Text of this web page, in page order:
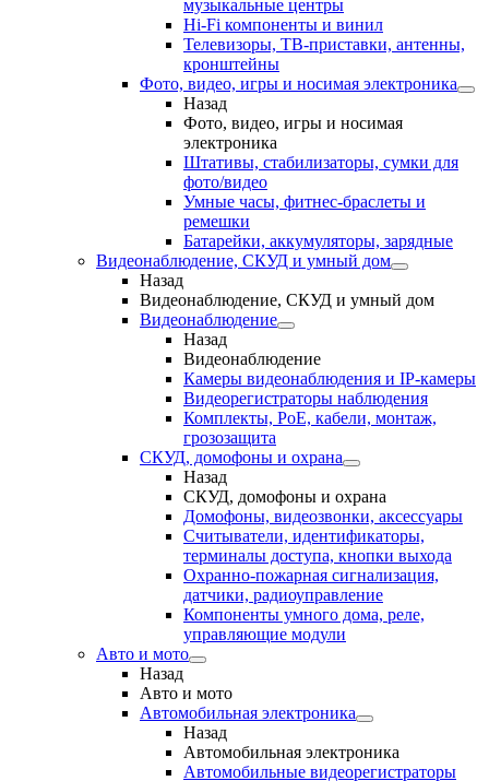
музыкальные центры
Hi-Fi компоненты и винил
Телевизоры, ТВ-приставки, антенны,
кронштейны
Фото, видео, игры и носимая электроника
Назад
Фото, видео, игры и носимая
электроника
Штативы, стабилизаторы, сумки для
фото/видео
Умные часы, фитнес-браслеты и
ремешки
Батарейки, аккумуляторы, зарядные
Видеонаблюдение, СКУД и умный дом
Назад
Видеонаблюдение, СКУД и умный дом
Видеонаблюдение
Назад
Видеонаблюдение
Камеры видеонаблюдения и IP-камеры
Видеорегистраторы наблюдения
Комплекты, PoE, кабели, монтаж,
грозозащита
СКУД, домофоны и охрана
Назад
СКУД, домофоны и охрана
Домофоны, видеозвонки, аксессуары
Считыватели, идентификаторы,
терминалы доступа, кнопки выхода
Охранно-пожарная сигнализация,
датчики, радиоуправление
Компоненты умного дома, реле,
управляющие модули
Авто и мото
Назад
Авто и мото
Автомобильная электроника
Назад
Автомобильная электроника
Автомобильные видеорегистраторы